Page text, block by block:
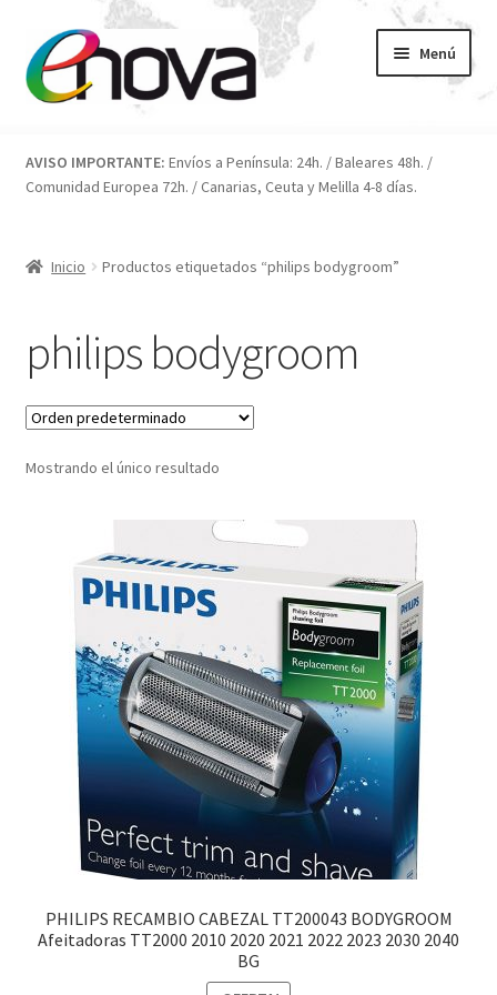
a
la
al
contenido
Menú
Blog
Contacto
ENOVA
AVISO IMPORTANTE: Envíos a Península: 24h. / Baleares 48h. /
Comunidad Europea 72h. / Canarias, Ceuta y Melilla 4-8 días.
Inicio Productos etiquetados “philips bodygroom”
philips bodygroom
Mostrando el único resultado
PHILIPS RECAMBIO CABEZAL TT200043 BODYGROOM
Afeitadoras TT2000 2010 2020 2021 2022 2023 2030 2040
BG